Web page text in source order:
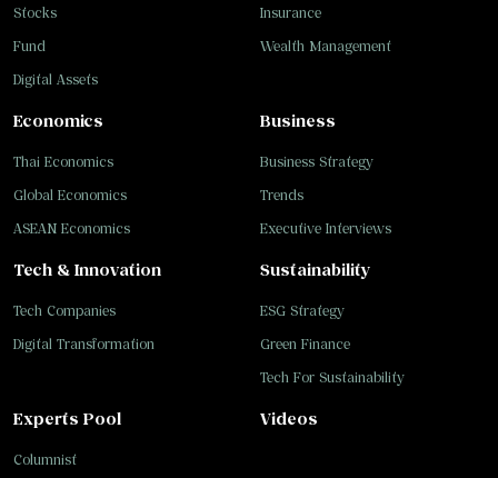
Stocks
Fund
Digital Assets
Insurance
Wealth Management
Business
Business Strategy
Trends
Executive Interviews
Tech & Innovation
Tech Companies
Digital Transformation
Sustainability
ESG Strategy
Green Finance
Tech For Sustainability
Economics
Thai Economics
Global Economics
ASEAN Economics
Experts Pool
Columnist
Videos